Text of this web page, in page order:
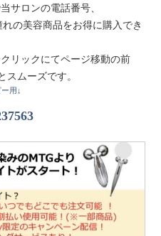
サロンの電話番号、
れの美容商品をお得に購入でき
リックにてページ移動の前
スムーズです。
用↓